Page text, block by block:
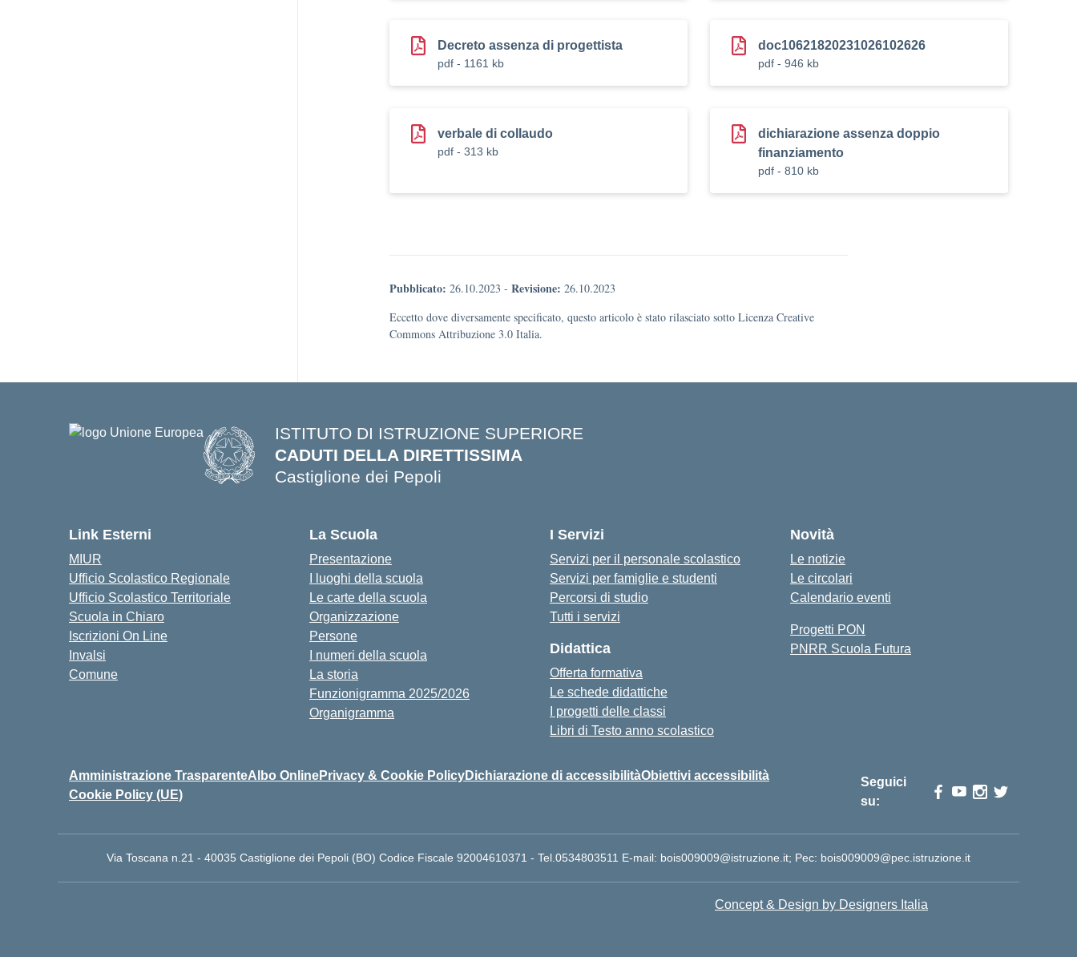
Decreto assenza di progettista
pdf - 1161 kb
doc10621820231026102626
pdf - 946 kb
verbale di collaudo
pdf - 313 kb
dichiarazione assenza doppio
finanziamento
pdf - 810 kb
Pubblicato: 26.10.2023 - Revisione: 26.10.2023
Eccetto dove diversamente specificato, questo articolo è stato rilasciato sotto Licenza Creative
Commons Attribuzione 3.0 Italia.
ISTITUTO DI ISTRUZIONE SUPERIORE
CADUTI DELLA DIRETTISSIMA
Castiglione dei Pepoli
Link Esterni
MIUR
Ufficio Scolastico Regionale
Ufficio Scolastico Territoriale
Scuola in Chiaro
Iscrizioni On Line
Invalsi
Comune
La Scuola
Presentazione
I luoghi della scuola
Le carte della scuola
Organizzazione
Persone
I numeri della scuola
La storia
Funzionigramma 2025/2026
Organigramma
I Servizi
Servizi per il personale scolastico
Servizi per famiglie e studenti
Percorsi di studio
Tutti i servizi
Didattica
Offerta formativa
Le schede didattiche
I progetti delle classi
Libri di Testo anno scolastico
Novità
Le notizie
Le circolari
Calendario eventi
Progetti PON
PNRR Scuola Futura
Amministrazione TrasparenteAlbo OnlinePrivacy & Cookie PolicyDichiarazione di accessibilitàObiettivi accessibilità
Cookie Policy (UE)
Seguici
su:
Via Toscana n.21 - 40035 Castiglione dei Pepoli (BO) Codice Fiscale 92004610371 - Tel.0534803511 E-mail: bois009009@istruzione.it; Pec: bois009009@pec.istruzione.it
Concept & Design by Designers Italia